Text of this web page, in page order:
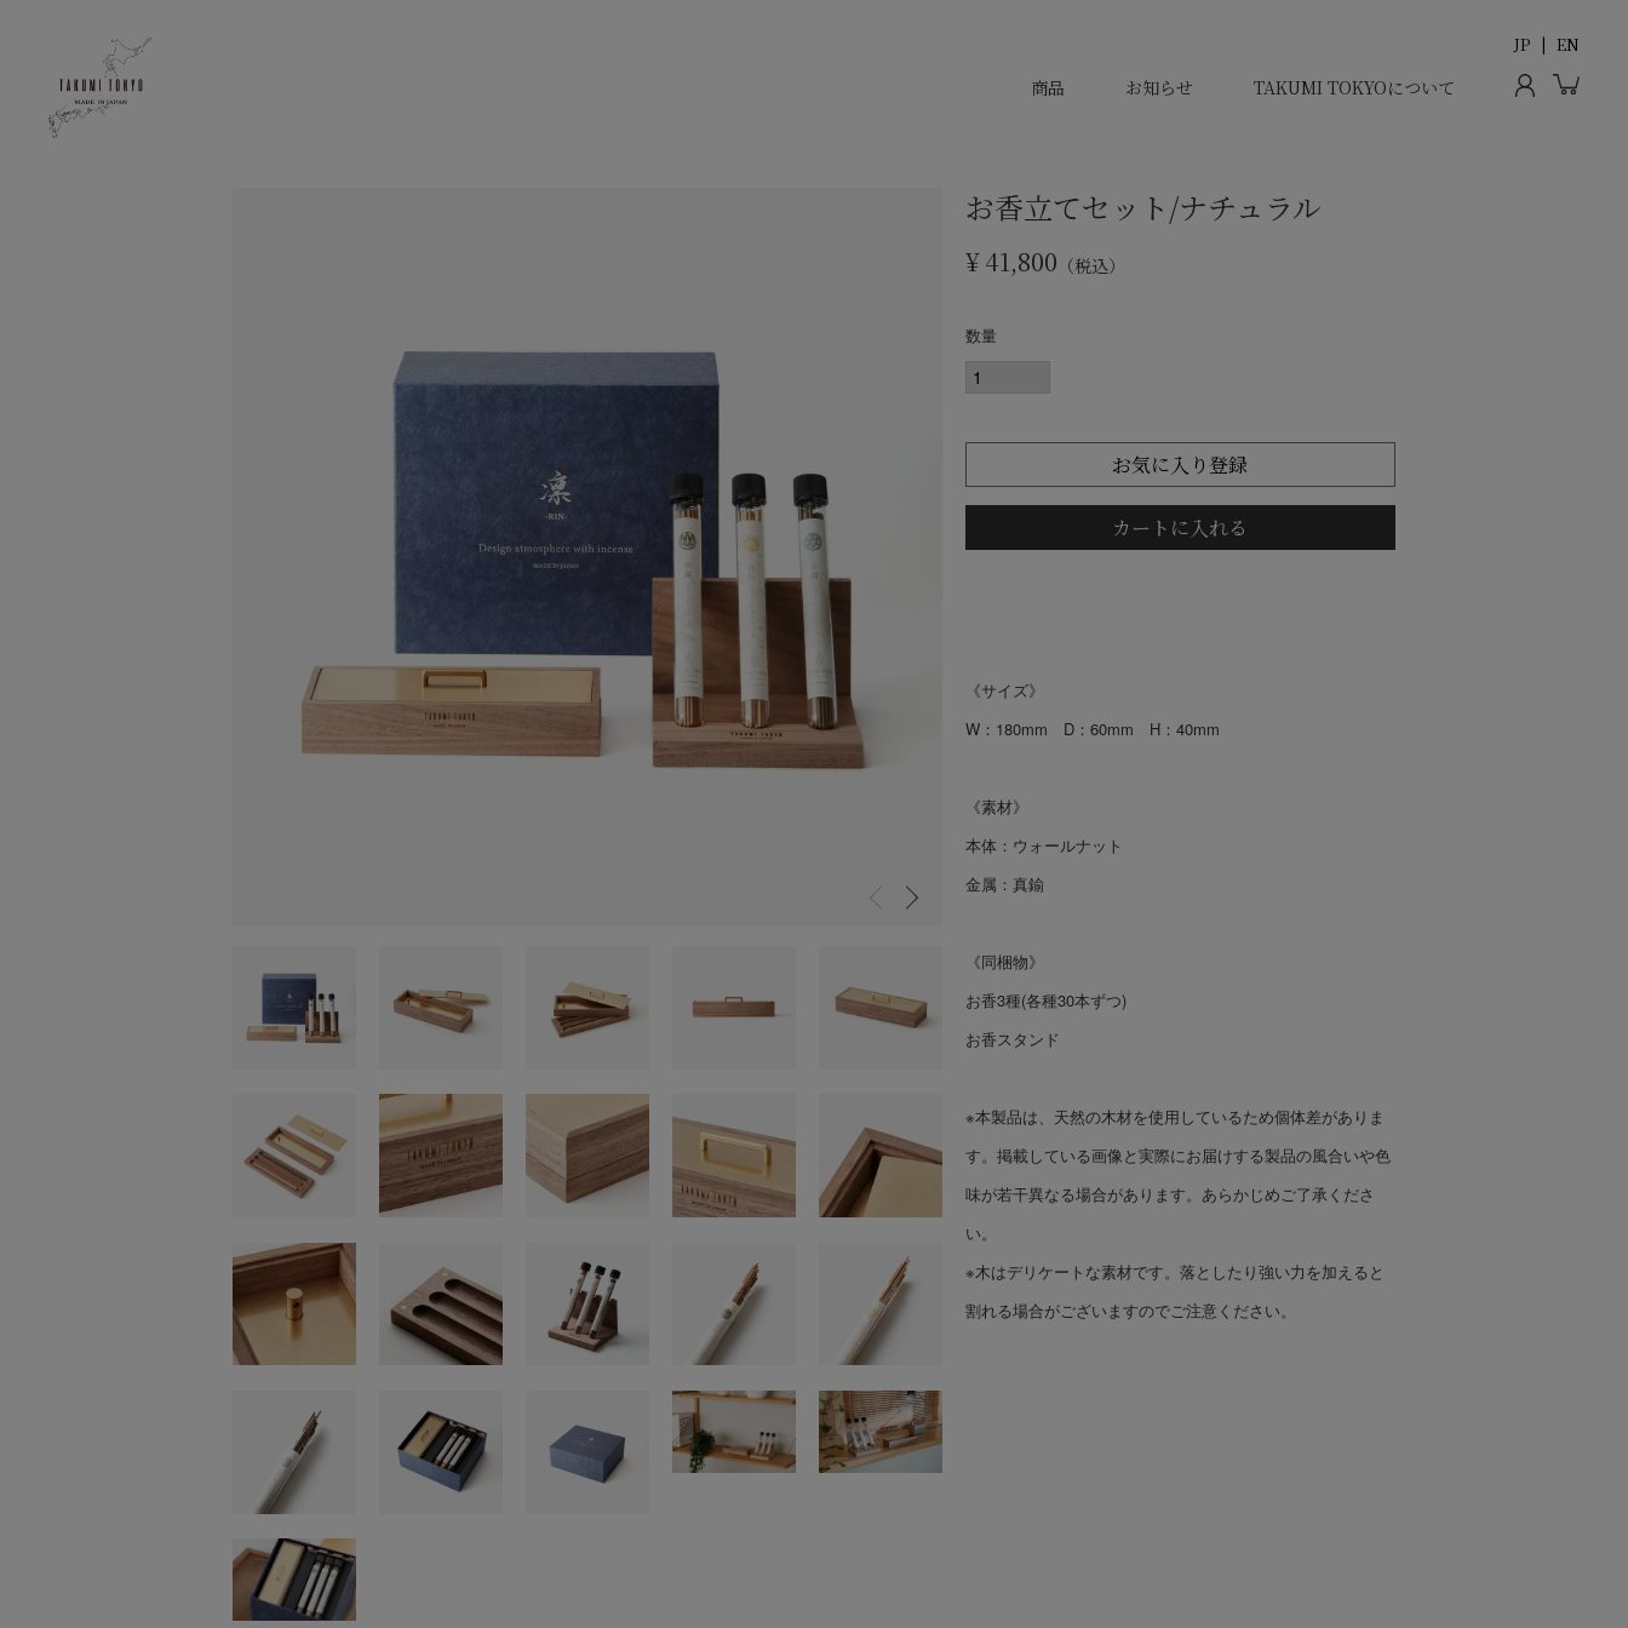
商品 お知らせ TAKUMI TOKYOについて
JP EN
お香立てセット/ナチュラル
¥ 41,800 税込
お気に入り登録
カートに入れる
《サイズ》
W：180mm D：60mm H：40mm
《素材》
本体：ウォールナット
金属：真鍮
《同梱物》
お香3種(各種30本ずつ)
お香スタンド
※本製品は、天然の木材を使用しているため個体差がありま
す。掲載している画像と実際にお届けする製品の風合いや色
味が若干異なる場合があります。あらかじめご了承くださ
い。
※木はデリケートな素材です。落としたり強い力を加えると
割れる場合がございますのでご注意ください。